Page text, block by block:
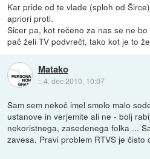
Kar pride od te vlade (sploh od
apriori proti.
Sicer pa, kot rečeno za nas se ne
pač želi TV podvrečt, tako kot je to
Matako
::4. dec 2010, 10:07
Sam sem nekoč imel smolo malo
ustanove in verjemite ali ne - bolj
nekoristnega, zasedenega folka ...
zavesa. Pravi problem RTVS je čisto